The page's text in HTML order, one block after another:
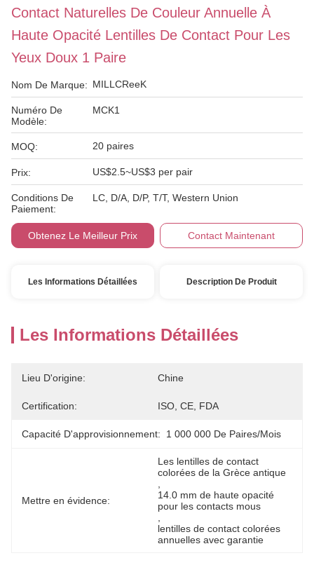
Contact Naturelles De Couleur Annuelle À
Haute Opacité Lentilles De Contact Pour Les
Yeux Doux 1 Paire
Nom De Marque: MILLCReeK
Numéro De
Modèle:
MCK1
MOQ: 20 paires
Prix: US$2.5~US$3 per pair
Conditions De
Paiement:
LC, D/A, D/P, T/T, Western Union
Obtenez Le Meilleur Prix Contact Maintenant
Les Informations Détaillées Description De Produit
Les Informations Détaillées
Lieu D'origine: Chine
Certification: ISO, CE, FDA
Capacité D'approvisionnement: 1 000 000 De Paires/mois
Mettre en évidence:
Les lentilles de contact
colorées de la Grèce antique
14.0 mm de haute opacité
pour les contacts mous
lentilles de contact colorées
annuelles avec garantie